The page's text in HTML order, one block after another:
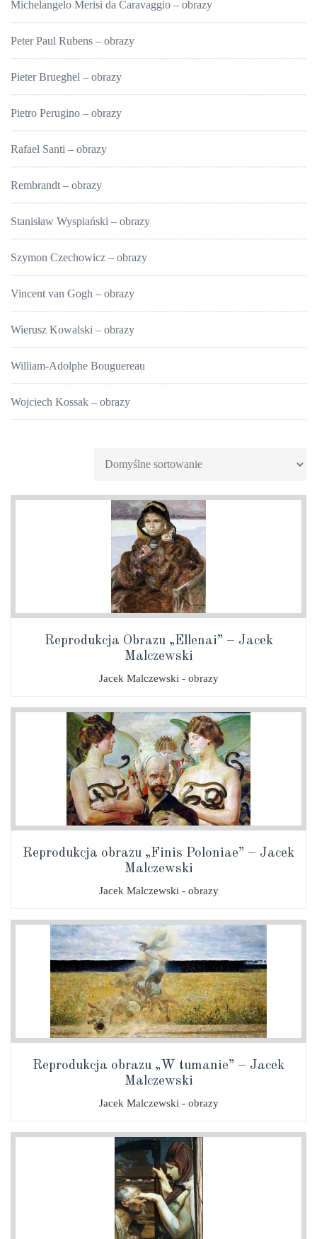
Michelangelo Merisi da Caravaggio – obrazy
Peter Paul Rubens – obrazy
Pieter Brueghel – obrazy
Pietro Perugino – obrazy
Rafael Santi – obrazy
Rembrandt – obrazy
Stanisław Wyspiański – obrazy
Szymon Czechowicz – obrazy
Vincent van Gogh – obrazy
Wierusz Kowalski – obrazy
William-Adolphe Bouguereau
Wojciech Kossak – obrazy
Reprodukcja Obrazu „Ellenai” – Jacek
Malczewski
Jacek Malczewski - obrazy
Reprodukcja obrazu „Finis Poloniae” – Jacek
Malczewski
Jacek Malczewski - obrazy
Reprodukcja obrazu „W tumanie” – Jacek
Malczewski
Jacek Malczewski - obrazy